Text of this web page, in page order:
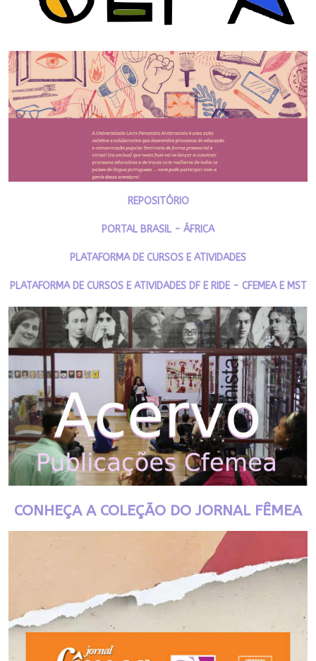
REPOSITÓRIO
PORTAL BRASIL - ÁFRICA
PLATAFORMA DE CURSOS E ATIVIDADES
PLATAFORMA DE CURSOS E ATIVIDADES DF E RIDE - CFEMEA E MST
CONHEÇA A COLEÇÃO DO JORNAL FÊMEA